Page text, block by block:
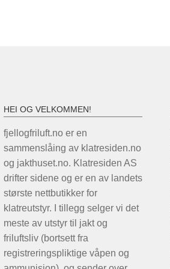
HEI OG VELKOMMEN!
fjellogfriluft.no er en
sammenslåing av klatresiden.no
og jakthuset.no. Klatresiden AS
drifter sidene og er en av landets
største nettbutikker for
klatreutstyr. I tillegg selger vi det
meste av utstyr til jakt og
friluftsliv (bortsett fra
registreringspliktige våpen og